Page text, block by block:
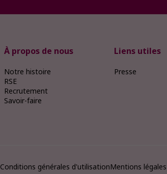
À propos de nous
Notre histoire
RSE
Recrutement
Savoir-faire
Liens utiles
Presse
Conditions générales d'utilisationMentions légales